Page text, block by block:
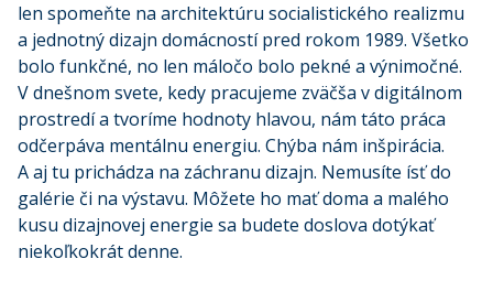
len spomeňte na architektúru socialistického realizmu
a jednotný dizajn domácností pred rokom 1989. Všetko
bolo funkčné, no len máločo bolo pekné a výnimočné.
V dnešnom svete, kedy pracujeme zväčša v digitálnom
prostredí a tvoríme hodnoty hlavou, nám táto práca
odčerpáva mentálnu energiu. Chýba nám inšpirácia.
A aj tu prichádza na záchranu dizajn. Nemusíte ísť do
galérie či na výstavu. Môžete ho mať doma a malého
kusu dizajnovej energie sa budete doslova dotýkať
niekoľkokrát denne.